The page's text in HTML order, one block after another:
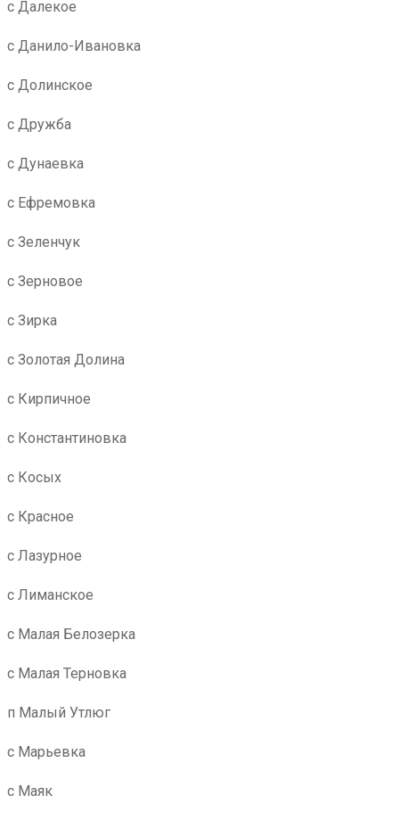
с Далекое
с Данило-Ивановка
с Долинское
с Дружба
с Дунаевка
с Ефремовка
с Зеленчук
с Зерновое
с Зирка
с Золотая Долина
с Кирпичное
с Константиновка
с Косых
с Красное
с Лазурное
с Лиманское
с Малая Белозерка
с Малая Терновка
п Малый Утлюг
с Марьевка
с Маяк